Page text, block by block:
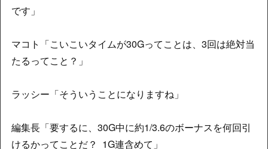
です」
マコト「こいこいタイムが30Gってことは、3回は絶対当
たるってこと？」
ラッシー「そういうことになりますね」
編集長「要するに、30G中に約1/3.6のボーナスを何回引
けるかってことだ？ 1G連含めて」